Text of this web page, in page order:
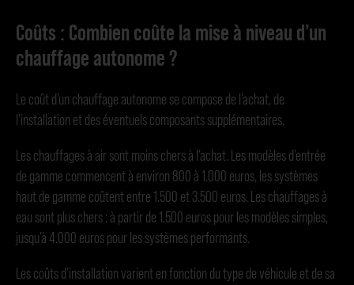
Coûts : Combien coûte la mise à niveau d’un
chauffage autonome ?
Le coût d’un chauffage autonome se compose de l’achat, de
l’installation et des éventuels composants supplémentaires.
Les chauffages à air sont moins chers à l’achat. Les modèles d’entrée
de gamme commencent à environ 800 à 1.000 euros, les systèmes
haut de gamme coûtent entre 1.500 et 3.500 euros. Les chauffages à
eau sont plus chers : à partir de 1.500 euros pour les modèles simples,
jusqu’à 4.000 euros pour les systèmes performants.
Les coûts d’installation varient en fonction du type de véhicule et de sa